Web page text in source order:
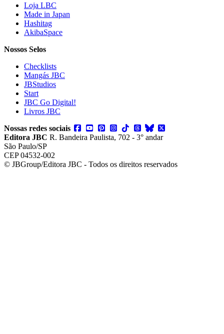
Loja LBC
Made in Japan
Hashitag
AkibaSpace
Nossos Selos
Checklists
Mangás JBC
JBStudios
Start
JBC Go Digital!
Livros JBC
Nossas redes sociais
Editora JBC R. Bandeira Paulista, 702 - 3° andar
São Paulo/SP
CEP 04532-002
© JBGroup/Editora JBC - Todos os direitos reservados